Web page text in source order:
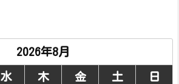
2026年8月
水 木 金 土 日